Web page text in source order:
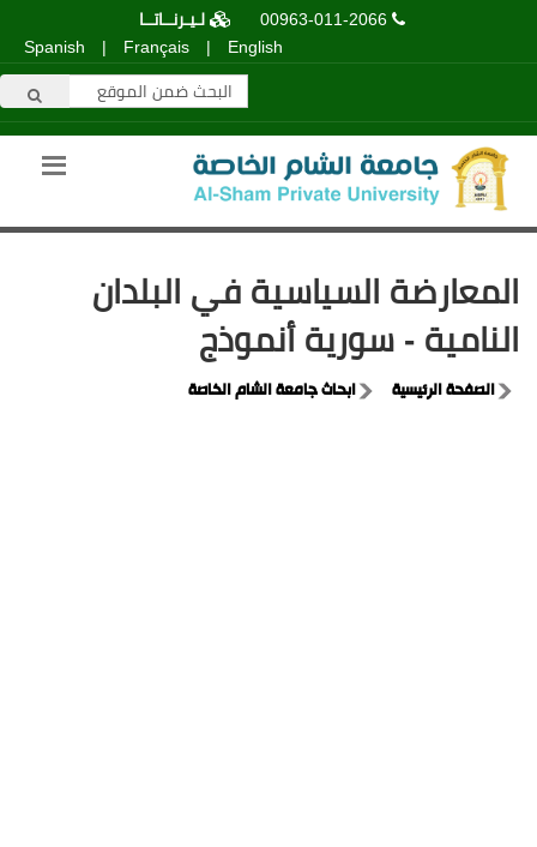
00963-011-2066
لـيـرنــاتــا
English
|
Français
|
Spanish
المعارضة السياسية في البلدان
النامية - سورية أنموذج
الصفحة الرئيسية ابحاث جامعة الشام الخاصة